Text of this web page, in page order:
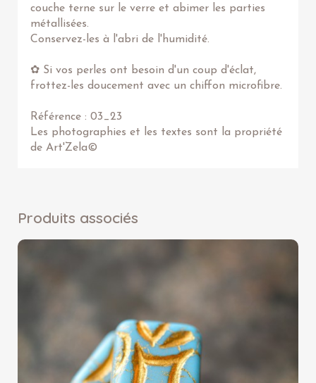
couche terne sur le verre et abimer les parties
métallisées.
Conservez-les à l'abri de l'humidité.
✿ Si vos perles ont besoin d'un coup d'éclat,
frottez-les doucement avec un chiffon microfibre.
Référence : 03_23
Les photographies et les textes sont la propriété
de Art'Zela©
Produits associés